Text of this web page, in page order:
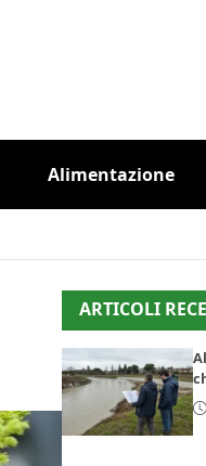
Alimentazione
ARTICOLI